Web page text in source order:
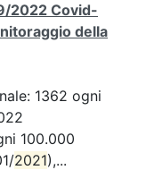
2022 Covid-
della
1362 ogni
100.000
2021),...